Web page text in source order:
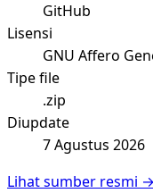
GitHub
Lisensi
GNU Affero
Tipe file
.zip
Diupdate
7 Agustus 2026
Lihat sumber resmi →